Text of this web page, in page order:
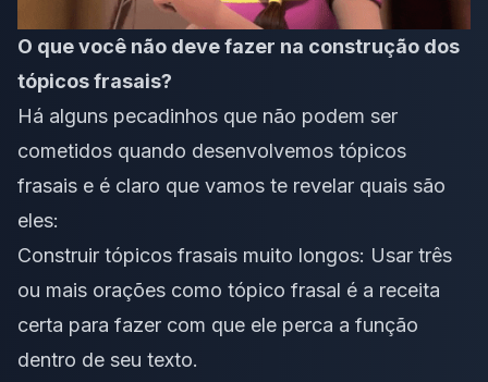
O que você não deve fazer na construção dos
tópicos frasais?
Há alguns pecadinhos que não podem ser
cometidos quando desenvolvemos tópicos
frasais e é claro que vamos te revelar quais são
eles:
Construir tópicos frasais muito longos: Usar três
ou mais orações como tópico frasal é a receita
certa para fazer com que ele perca a função
dentro de seu texto.